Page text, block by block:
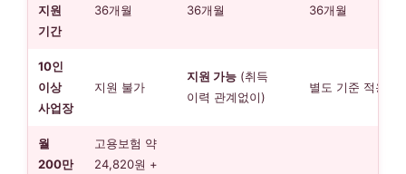
지원
기간
36개월 36개월 36개월
10인
이상
사업장
지원 불가
지원 가능 (취득
이력 관계없이)
별도 기준 적용
월
200만
고용보험 약
24,820원 +